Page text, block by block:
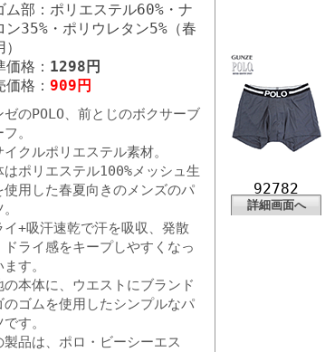
ム部：ポリエステル60%・ナ
ン35%・ポリウレタン5%（春
価格： 1298円
価格： 909円
ゼのPOLO、前とじのボクサーブ
。
イクルポリエステル素材。
はポリエステル100%メッシュ生
使用した春夏向きのメンズのパ
イ+吸汗速乾で汗を吸収、発散
ドライ感をキープしやすくなっ
す。
の本体に、ウエストにブランド
のゴムを使用したシンプルなパ
す。
製品は、ポロ・ビーシーエス
92782
詳細画面へ